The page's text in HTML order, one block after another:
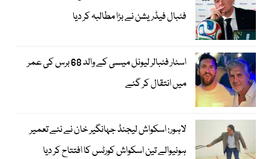
فٹبال فیڈریشن نے بڑا مطالبہ کر دیا
اسٹار فٹبالر لیونل میسی کے والد 68 برس کی عمر
میں انتقال کر گئے
لاہور: اسکواش لیجنڈ جہانگیر خان نے نئے تعمیر
ہونیوالے تین اسکواش کورٹس کا افتتاح کر دیا